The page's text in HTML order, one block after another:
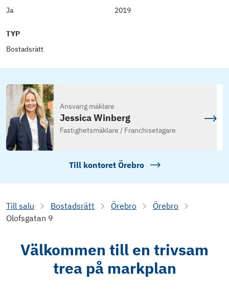
Ja
2019
TYP
Bostadsrätt
Ansvarig mäklare
Jessica Winberg
Fastighetsmäklare / Franchisetagare
Till kontoret Örebro
Till salu Bostadsrätt Örebro
Örebro
Olofsgatan 9
Välkommen till en trivsam
trea på markplan